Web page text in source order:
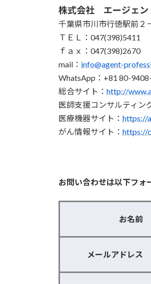
株式会社 エージェン
千葉県市川市行徳駅前
ＴＥＬ：047(398)5411
ｆａｘ：047(398)2670
mail： info@agent-
WhatsApp：+81 80-
総合サイト： http://
医師支援コンサルティン
医療機器サイト： https://
がん情報サイト： https://
お問い合わせは以下フォ
お名前
メールアドレス